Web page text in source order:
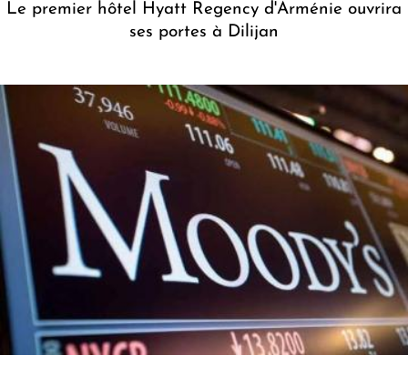
Le premier hôtel Hyatt Regency d'Arménie ouvrira
ses portes à Dilijan